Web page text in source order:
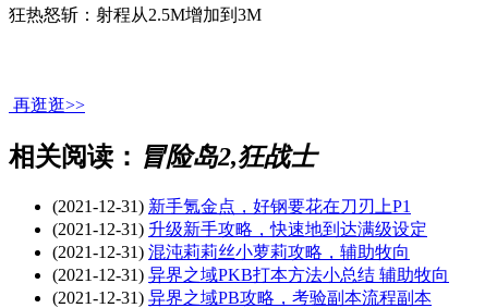
狂热怒斩：射程从2.5M增加到3M
再逛逛>>
相关阅读： 冒险岛2,狂战士
(2021-12-31) 新手氪金点，好钢要花在刀刃上P1
(2021-12-31) 升级新手攻略，快速地到达满级设定
(2021-12-31) 混沌莉莉丝小萝莉攻略，辅助牧向
(2021-12-31) 异界之域PKB打本方法小总结 辅助牧向
(2021-12-31) 异界之域PB攻略，考验副本流程副本